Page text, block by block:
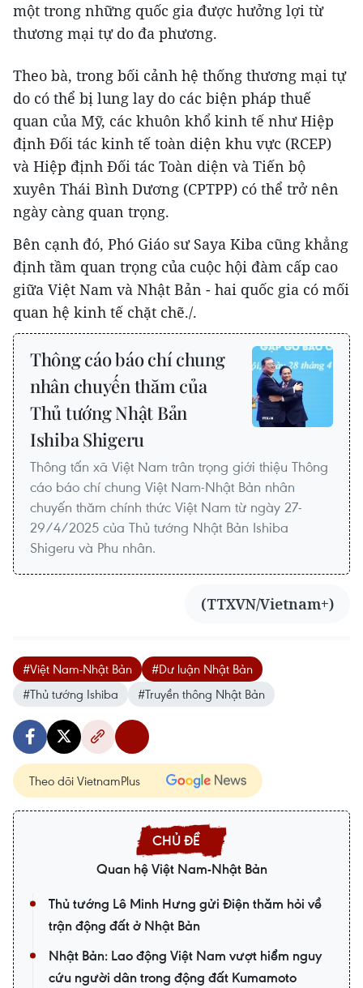
một trong những quốc gia được hưởng lợi từ
thương mại tự do đa phương.
Theo bà, trong bối cảnh hệ thống thương mại tự
do có thể bị lung lay do các biện pháp thuế
quan của Mỹ, các khuôn khổ kinh tế như Hiệp
định Đối tác kinh tế toàn diện khu vực (RCEP)
và Hiệp định Đối tác Toàn diện và Tiến bộ
xuyên Thái Bình Dương (CPTPP) có thể trở nên
ngày càng quan trọng.
Bên cạnh đó, Phó Giáo sư Saya Kiba cũng khẳng
định tầm quan trọng của cuộc hội đàm cấp cao
giữa Việt Nam và Nhật Bản - hai quốc gia có mối
quan hệ kinh tế chặt chẽ./.
Thông cáo báo chí chung
nhân chuyến thăm của
Thủ tướng Nhật Bản
Ishiba Shigeru
Thông tấn xã Việt Nam trân trọng giới thiệu Thông
cáo báo chí chung Việt Nam-Nhật Bản nhân
chuyến thăm chính thức Việt Nam từ ngày 27-
29/4/2025 của Thủ tướng Nhật Bản Ishiba
Shigeru và Phu nhân.
(TTXVN/Vietnam+)
#Việt Nam-Nhật Bản
#Dư luận Nhật Bản
#Thủ tướng Ishiba
#Truyền thông Nhật Bản
Theo dõi VietnamPlus
Quan hệ Việt Nam-Nhật Bản
Thủ tướng Lê Minh Hưng gửi Điện thăm hỏi về
trận động đất ở Nhật Bản
Nhật Bản: Lao động Việt Nam vượt hiểm nguy
cứu người dân trong động đất Kumamoto